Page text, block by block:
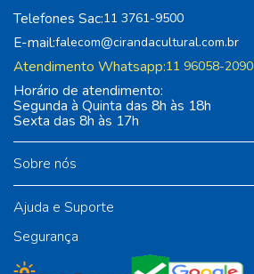
Sobre nós
Ajuda e Suporte
Telefones Sac:11 3761-9500
E-mail:falecom@cirandacultural.com.br
Atendimento Whatsapp:11 96058-2090
Horário de atendimento:
Segunda à Quinta das 8h às 18h
Sexta das 8h às 17h
Segurança